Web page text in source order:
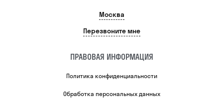
Москва
Перезвоните мне
ПРАВОВАЯ ИНФОРМАЦИЯ
Политика конфиденциальности
Обработка персональных данных